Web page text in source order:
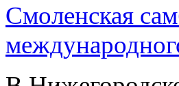
Смоленская